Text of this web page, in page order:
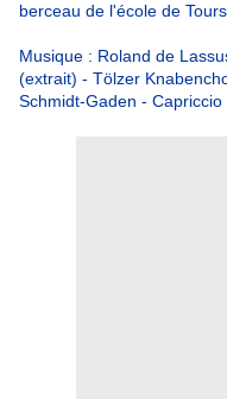
berceau de l'école de
Musique : Roland de
(extrait) - Tölzer
Schmidt-Gaden - Capriccio